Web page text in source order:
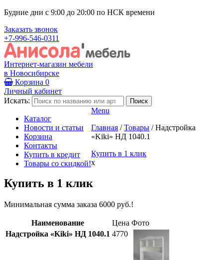
Будние дни с 9:00 до 20:00 по НСК времени
Заказать звонок
+7-996-546-0311
Интернет-магазин мебели
в Новосибирске
Корзина 0
Личный кабинет
Искать:
Каталог
Новости и статьи
Корзина
Контакты
Купить в кредит
Товары со скидкой!
Menu
Главная / Товары / Надстройка
«Kiki» НД 1040.1
Купить в 1 клик
x
Купить в 1 клик
Минимальная сумма заказа 6000 руб.!
Наименование Цена Фото
Надстройка «Kiki» НД 1040.1 4770